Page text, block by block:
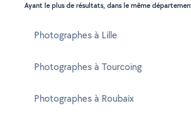
Ayant le plus de résultats, dans le même
Photographes à Lille
Photographes à Tourcoing
Photographes à Roubaix